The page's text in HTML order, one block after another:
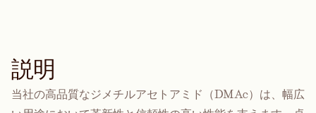
説明
当社の高品質なジメチルアセトアミド（DMAc）は、幅広